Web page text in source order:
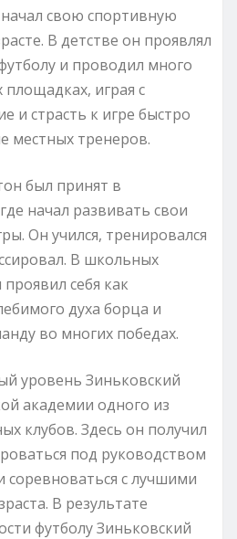
свою спортивную
В детстве он проявлял
и проводил много
играя с
и страсть к игре быстро
местных тренеров.
был принят в
начал развивать свои
Он учился, тренировался
В школьных
себя как
духа борца и
во многих победах.
уровень Зиньковский
академии одного из
клубов. Здесь он получил
под руководством
с лучшими
В результате
футболу Зиньковский